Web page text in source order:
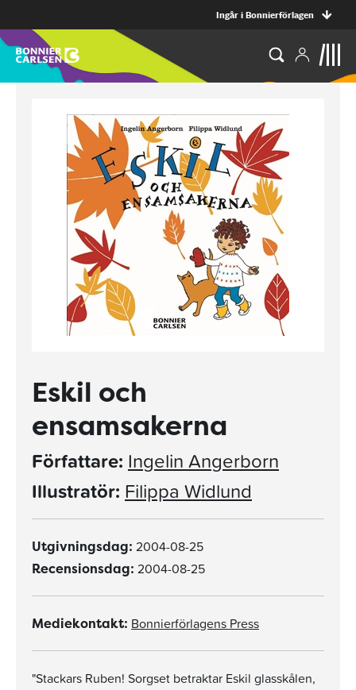
Ingår i Bonnierförlagen
Eskil och
ensamsakerna
Författare: Ingelin Angerborn
Illustratör: Filippa Widlund
Utgivningsdag: 2004-08-25
Recensionsdag: 2004-08-25
Mediekontakt: Bonnierförlagens Press
"Stackars Ruben! Sorgset betraktar Eskil glasskålen,